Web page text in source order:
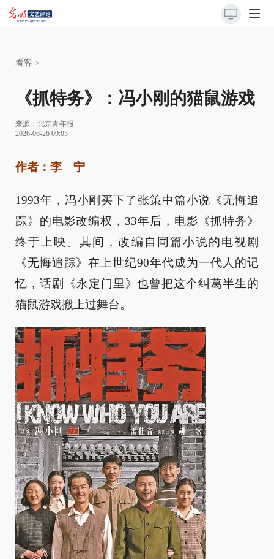
看客 >
《抓特务》：冯小刚的猫鼠游戏
来源： 北京青年报
2026-06-26 09:05
作者：李 宁
1993年，冯小刚买下了张策中篇小说《无悔追
踪》的电影改编权，33年后，电影《抓特务》
终于上映。其间，改编自同篇小说的电视剧
《无悔追踪》在上世纪90年代成为一代人的记
忆，话剧《永定门里》也曾把这个纠葛半生的
猫鼠游戏搬上过舞台。